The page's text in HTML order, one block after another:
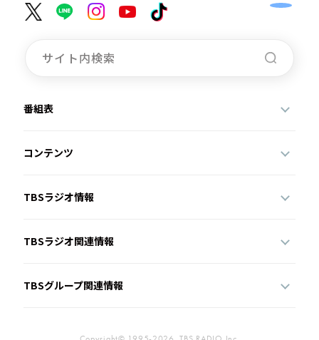
番組表
コンテンツ
TBSラジオ情報
TBSラジオ関連情報
TBSグループ関連情報